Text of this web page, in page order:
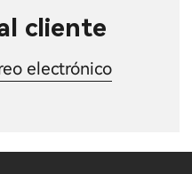
cliente
electrónico